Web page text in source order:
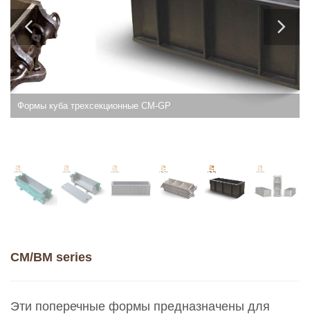
Формы куба трехсекционные CM-GP
CM/BM series
Эти поперечные формы предназначены для